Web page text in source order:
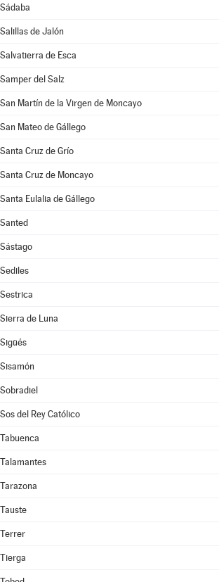
Sádaba
Salillas de Jalón
Salvatierra de Esca
Samper del Salz
San Martín de la Virgen de Moncayo
San Mateo de Gállego
Santa Cruz de Grío
Santa Cruz de Moncayo
Santa Eulalia de Gállego
Santed
Sástago
Sediles
Sestrica
Sierra de Luna
Sigüés
Sisamón
Sobradiel
Sos del Rey Católico
Tabuenca
Talamantes
Tarazona
Tauste
Terrer
Tierga